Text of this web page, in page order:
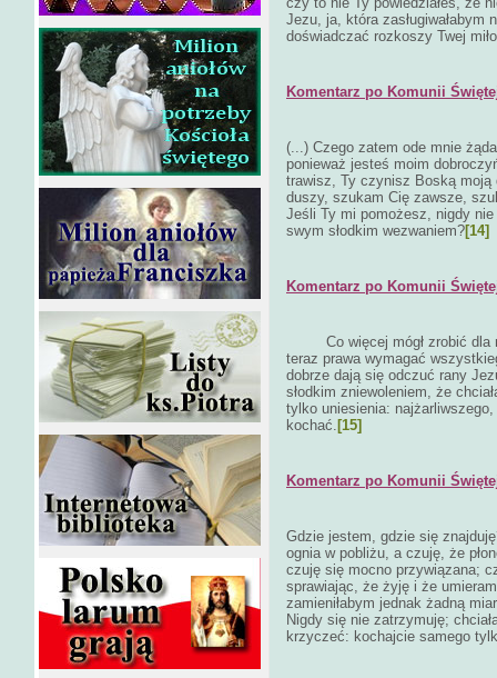
Jezu, ja, która zasługiwałabym
doświadczać rozkoszy Twej
Komentarz po Komunii
(...) Czego zatem ode mnie
ponieważ jesteś moim
trawisz, Ty czynisz Boską moją
duszy, szukam Cię zawsze,
Jeśli Ty mi pomożesz, nigdy
swym słodkim wezwaniem?[14]
Komentarz po Komunii
Co więcej mógł zrobić
teraz prawa wymagać
dobrze dają się odczuć rany
słodkim zniewoleniem, że
tylko uniesienia:
kochać. [15]
Komentarz po Komunii
Gdzie jestem, gdzie się
ognia w pobliżu, a czuję, że
czuję się mocno przywiązana;
sprawiając, że żyję i że
zamieniłabym jednak żadną
Nigdy się nie zatrzymuję;
krzyczeć: kochajcie samego